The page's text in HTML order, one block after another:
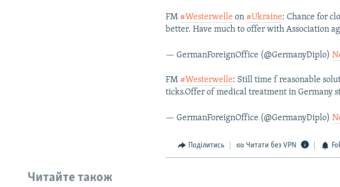
FM #Westerwelle on #Ukraine: Chance for
better. Have much to offer with Association
— GermanForeignOffice (@GermanyDiplo)
FM #Westerwelle: Still time f reasonable
ticks.Offer of medical treatment in Germany
— GermanForeignOffice (@GermanyDiplo)
Поділитись Читати без VPN
Читайте також